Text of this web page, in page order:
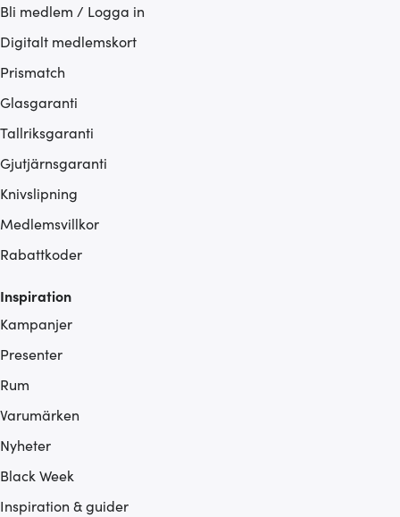
Bli medlem / Logga in
Digitalt medlemskort
Prismatch
Glasgaranti
Tallriksgaranti
Gjutjärnsgaranti
Knivslipning
Medlemsvillkor
Rabattkoder
Inspiration
Kampanjer
Presenter
Rum
Varumärken
Nyheter
Black Week
Inspiration & guider